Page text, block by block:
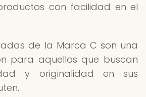
con facilidad en el
de la Marca C son una
para aquellos que buscan
y originalidad en sus